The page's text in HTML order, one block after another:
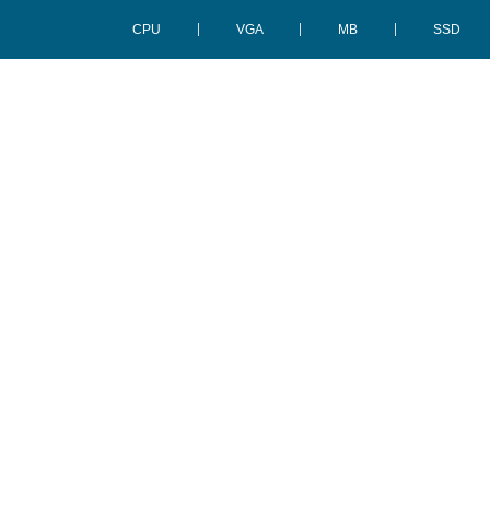
CPU VGA MB SSD